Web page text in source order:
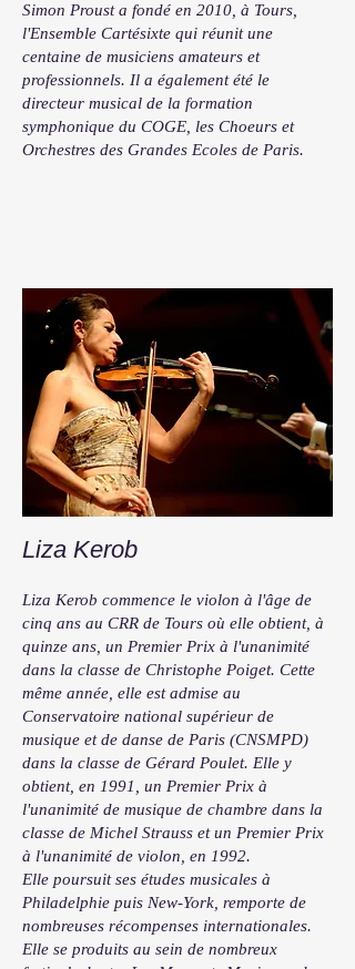
Simon Proust a fondé en 2010, à Tours,
l'Ensemble Cartésixte qui réunit une
centaine de musiciens amateurs et
professionnels. Il a également été le
directeur musical de la formation
symphonique du COGE, les Choeurs et
Orchestres des Grandes Ecoles de Paris.
Liza Kerob
Liza Kerob commence le violon à l'âge de
cinq ans au CRR de Tours où elle obtient, à
quinze ans, un Premier Prix à l'unanimité
dans la classe de Christophe Poiget. Cette
même année, elle est admise au
Conservatoire national supérieur de
musique et de danse de Paris (CNSMPD)
dans la classe de Gérard Poulet. Elle y
obtient, en 1991, un Premier Prix à
l'unanimité de musique de chambre dans la
classe de Michel Strauss et un Premier Prix
à l'unanimité de violon, en 1992.
Elle poursuit ses études musicales à
Philadelphie puis New-York, remporte de
nombreuses récompenses internationales.
Elle se produits au sein de nombreux